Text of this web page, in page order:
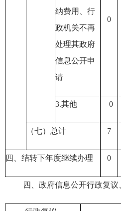
纳费用 、行
政机关不再
处理其政府
信息公开申
请
0
3.其他 0
（七）总计 7
四、结转下年度继续办理 0
四、 政府信息公开行政复